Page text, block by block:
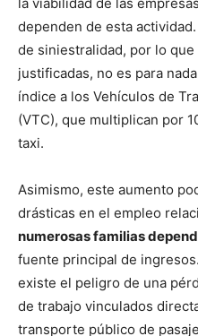
la viabilidad de las
dependen de esta
de siniestralidad, por lo
justificadas, no es para
índice a los Vehículos de
(VTC), que multiplican por
taxi.
Asimismo, este aumento
drásticas en el empleo
numerosas familias
fuente principal de
existe el peligro de una
de trabajo vinculados
transporte público de